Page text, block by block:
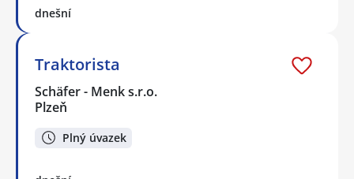
dnešní
Traktorista
Schäfer - Menk s.r.o.
Plzeň
Plný úvazek